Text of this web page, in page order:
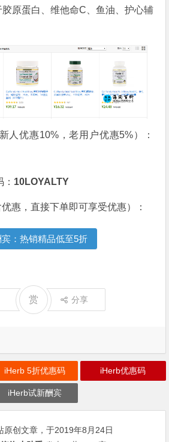
原蛋白、 维他命C、鱼油、护心辅
新人优惠10%，老用户优惠5%）：
10LOYALTY
惠，直接下单即可享受优惠）：
：热销精品低至5折
赏 分享
iHerb 5折优惠码 iHerb优惠码
iHerb试新酬宾
原创文章，于2019年8月24日